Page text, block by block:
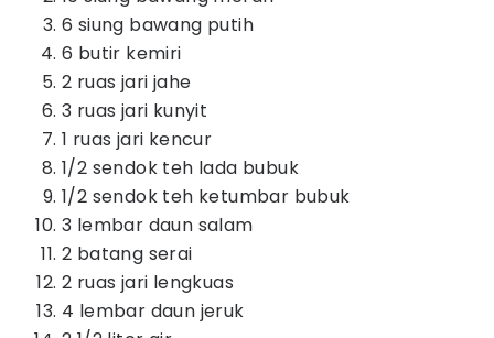
6 siung bawang putih
6 butir kemiri
2 ruas jari jahe
3 ruas jari kunyit
1 ruas jari kencur
1/2 sendok teh lada bubuk
1/2 sendok teh ketumbar bubuk
3 lembar daun salam
2 batang serai
2 ruas jari lengkuas
4 lembar daun jeruk